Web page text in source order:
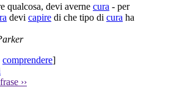
qualcosa, devi averne cura - per
devi capire di che tipo di cura ha
comprendere]
››